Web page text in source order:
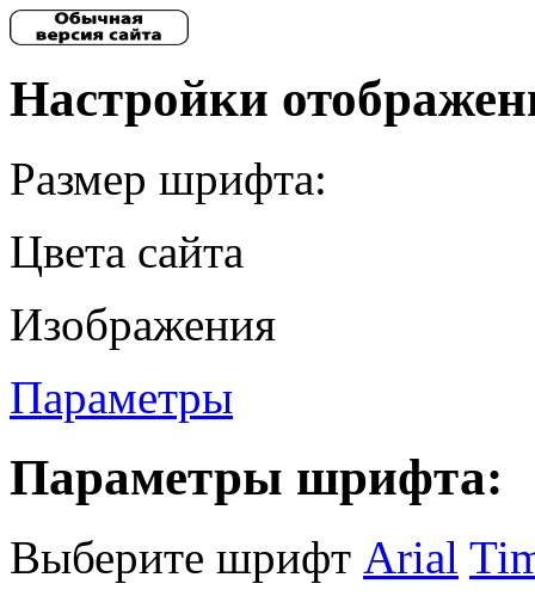
Настройки
Размер шрифта:
Цвета сайта
Изображения
Параметры
Параметры шрифта:
Выберите шрифт Arial